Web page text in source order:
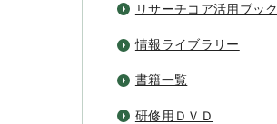
リサーチコア活用ブック
情報ライブラリー
書籍一覧
研修用ＤＶＤ